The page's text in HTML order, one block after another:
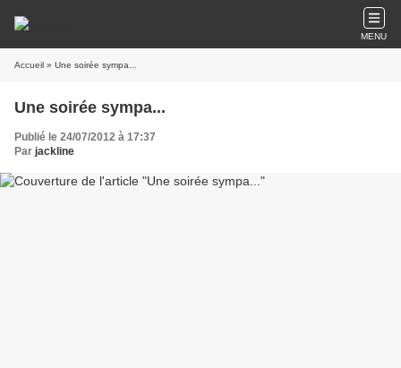
MENU
Accueil » Une soirée sympa...
Une soirée sympa...
Publié le 24/07/2012 à 17:37
Par jackline